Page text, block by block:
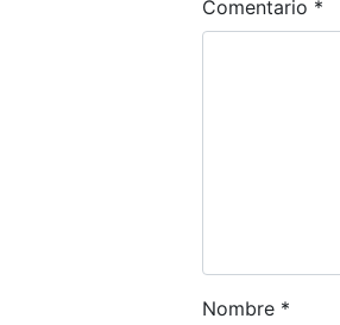
Comentario *
Nombre *